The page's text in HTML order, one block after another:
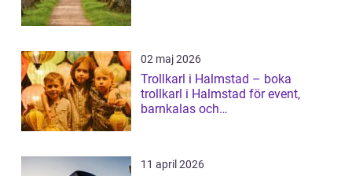
02 maj 2026
Trollkarl i Halmstad – boka
trollkarl i Halmstad för event,
barnkalas och
11 april 2026